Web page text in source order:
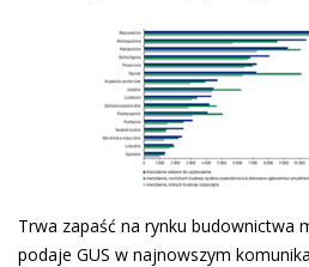
Trwa zapaść na rynku budownictwa
podaje GUS w najnowszym